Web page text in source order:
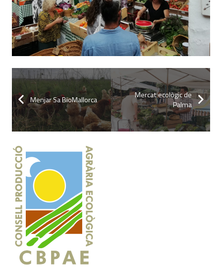
Menjar Sa BioMallorca
Mercat ecològic de
Palma